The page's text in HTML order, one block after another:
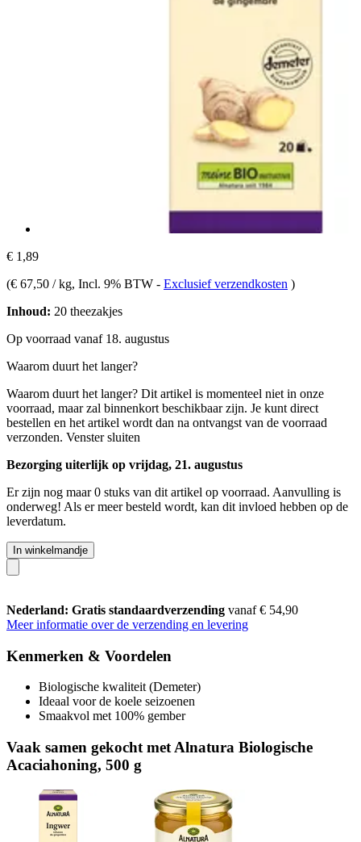
€ 1,89
(€ 67,50 / kg, Incl. 9% BTW - Exclusief verzendkosten )
Inhoud: 20 theezakjes
Op voorraad vanaf 18. augustus
Waarom duurt het langer?
Waarom duurt het langer? Dit artikel is momenteel niet in onze
voorraad, maar zal binnenkort beschikbaar zijn. Je kunt direct
bestellen en het artikel wordt dan na ontvangst van de voorraad
verzonden. Venster sluiten
Bezorging uiterlijk op vrijdag, 21. augustus
Er zijn nog maar 0 stuks van dit artikel op voorraad. Aanvulling is
onderweg! Als er meer besteld wordt, kan dit invloed hebben op de
leverdatum.
In winkelmandje
Nederland: Gratis standaardverzending vanaf € 54,90
Meer informatie over de verzending en levering
Kenmerken & Voordelen
Biologische kwaliteit (Demeter)
Ideaal voor de koele seizoenen
Smaakvol met 100% gember
Vaak samen gekocht met Alnatura Biologische
Acaciahoning, 500 g